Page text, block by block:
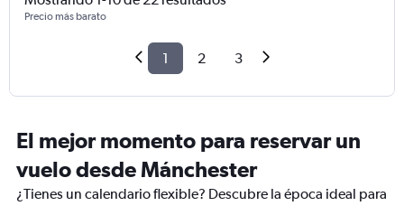
Precio más barato
1 2 3
El mejor momento para reservar un
vuelo desde Mánchester
¿Tienes un calendario flexible? Descubre la época ideal para